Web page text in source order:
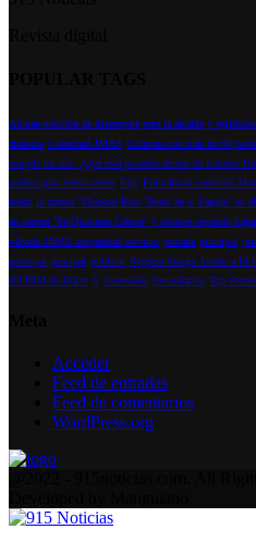
Alistan elección de desempate para la alcalde y
clausura Conectará JMAS Culmina con más de 60
cumple un año: ¿Qué está pasando dentro de Estados
recibos para evitar cortes Fijo Formalizan convenio
heath la carrera "Monster Run: Terror en el Parque" en
en carrera "Ya Quisieras Cáncer" y obtiene segundo lugar
válvula JMAS suspenderá servicio portada pricnipal
prinicpal prncipal publicar Regresa Amigo Airsho a El
del INM de Juárez S secundaria Secundarios Top
Acceder
Feed de entradas
Feed de comentarios
WordPress.org